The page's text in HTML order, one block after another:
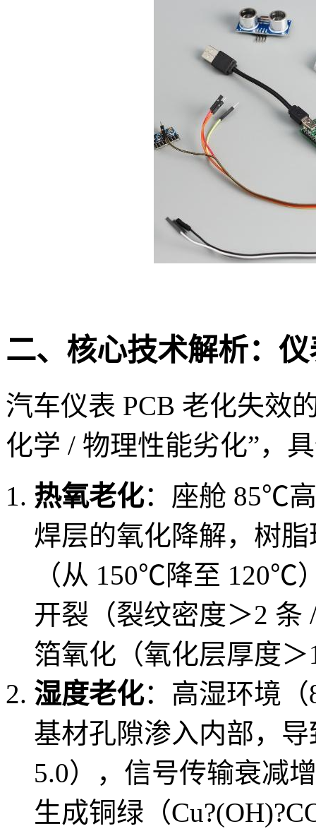
二、核心技术解析：
汽车仪表 PCB 老化失效
化学 / 物理性能劣化”，
热氧老化：座舱 85℃
焊层的氧化降解，树
（从 150℃降至 120℃
开裂（裂纹密度＞2 条
箔氧化（氧化层厚度
湿度老化：高湿环境（
基材孔隙渗入内部，
5.0），信号传输衰减
生成铜绿（